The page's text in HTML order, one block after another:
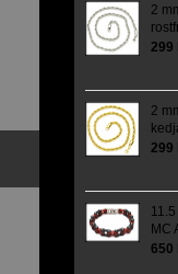
2
299
2
299
MC
650